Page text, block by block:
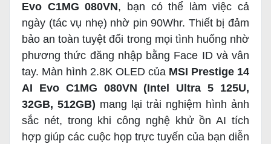
Evo C1MG 080VN, bạn có thể làm việc cả
ngày (tác vụ nhẹ) nhờ pin 90Whr. Thiết bị đảm
bảo an toàn tuyệt đối trong mọi tình huống nhờ
phương thức đăng nhập bằng Face ID và vân
tay. Màn hình 2.8K OLED của MSI Prestige 14
AI Evo C1MG 080VN (Intel Ultra 5 125U,
32GB, 512GB) mang lại trải nghiệm hình ảnh
sắc nét, trong khi công nghệ khử ồn AI tích
hợp giúp các cuộc họp trực tuyến của bạn diễn